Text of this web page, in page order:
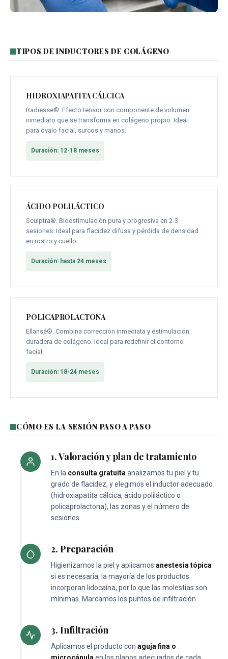
TIPOS DE INDUCTORES DE COLÁGENO
HIDROXIAPATITA CÁLCICA
Radiesse®. Efecto tensor con componente de volumen
inmediato que se transforma en colágeno propio. Ideal
para óvalo facial, surcos y manos.
Duración: 12-18 meses
ÁCIDO POLILÁCTICO
Sculptra®. Bioestimulación pura y progresiva en 2-3
sesiones. Ideal para flacidez difusa y pérdida de densidad
en rostro y cuello.
Duración: hasta 24 meses
POLICAPROLACTONA
Ellansé®. Combina corrección inmediata y estimulación
duradera de colágeno. Ideal para redefinir el contorno
facial.
Duración: 18-24 meses
CÓMO ES LA SESIÓN PASO A PASO
1. Valoración y plan de tratamiento
En la consulta gratuita analizamos tu piel y tu
grado de flacidez, y elegimos el inductor adecuado
(hidroxiapatita cálcica, ácido poliláctico o
policaprolactona), las zonas y el número de
sesiones.
2. Preparación
Higienizamos la piel y aplicamos anestesia tópica
si es necesaria; la mayoría de los productos
incorporan lidocaína, por lo que las molestias son
mínimas. Marcamos los puntos de infiltración.
3. Infiltración
Aplicamos el producto con aguja fina o